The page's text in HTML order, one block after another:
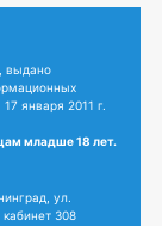
выдано
января 2011 г.
младше 18 лет.
ул.
308